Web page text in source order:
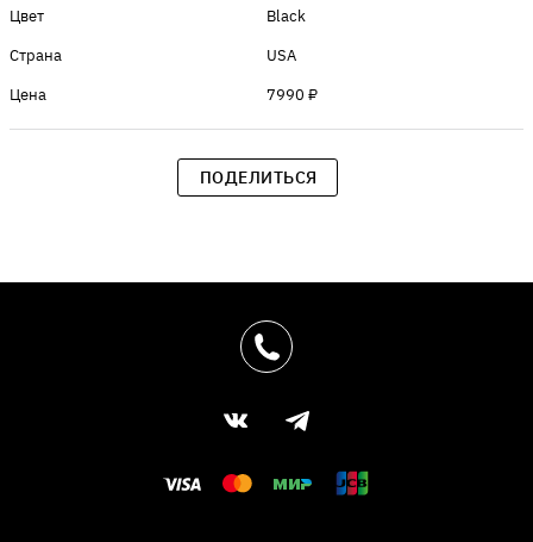
Цвет
Black
Страна
USA
Цена
7990 ₽
ПОДЕЛИТЬСЯ